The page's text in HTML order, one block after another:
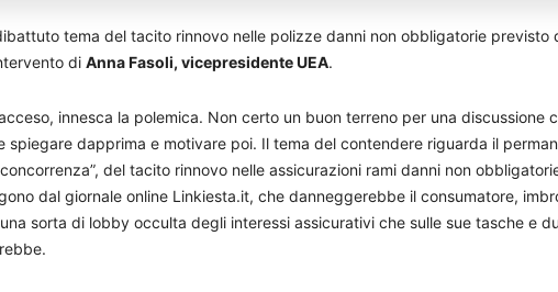
tema del tacito rinnovo nelle polizze danni non obbligatorie previsto
di Anna Fasoli, vicepresidente UEA.
innesca la polemica. Non certo un buon terreno per una discussione
spiegare dapprima e motivare poi. Il tema del contendere riguarda il
del tacito rinnovo nelle assicurazioni rami danni non
dal giornale online Linkiesta.it, che danneggerebbe il consumatore,
sorta di lobby occulta degli interessi assicurativi che sulle sue tasche e